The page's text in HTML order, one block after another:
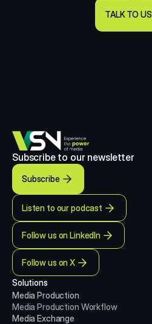
TALK TO US
Subscribe to our newsletter
Subscribe
Listen to our podcast
Follow us on LinkedIn
Follow us on X
Solutions
Media Production
Media Production Workflow
Media Exchange